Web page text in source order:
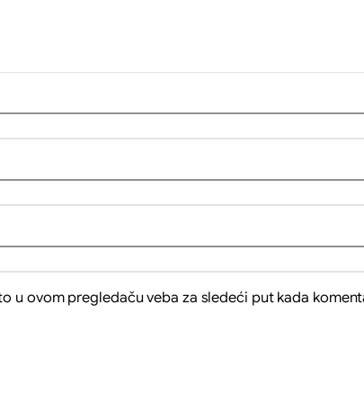
u ovom pregledaču veba za sledeći put kada